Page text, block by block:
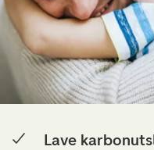
Lave